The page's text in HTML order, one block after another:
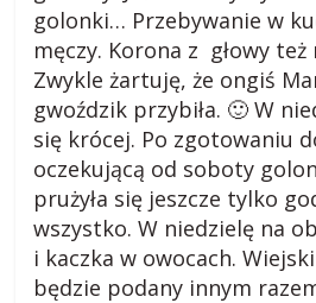
golonki… Przebywanie w
męczy. Korona z głowy
Zwykle żartuję, że ongiś
gwoździk przybiła. 🙂 W
się krócej. Po zgotowaniu
oczekującą od soboty
prużyła się jeszcze tylko
wszystko. W niedzielę na
i kaczka w owocach.
będzie podany innym